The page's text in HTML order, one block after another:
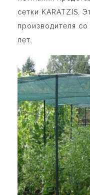
сетки KARATZIS.
производителя
лет.